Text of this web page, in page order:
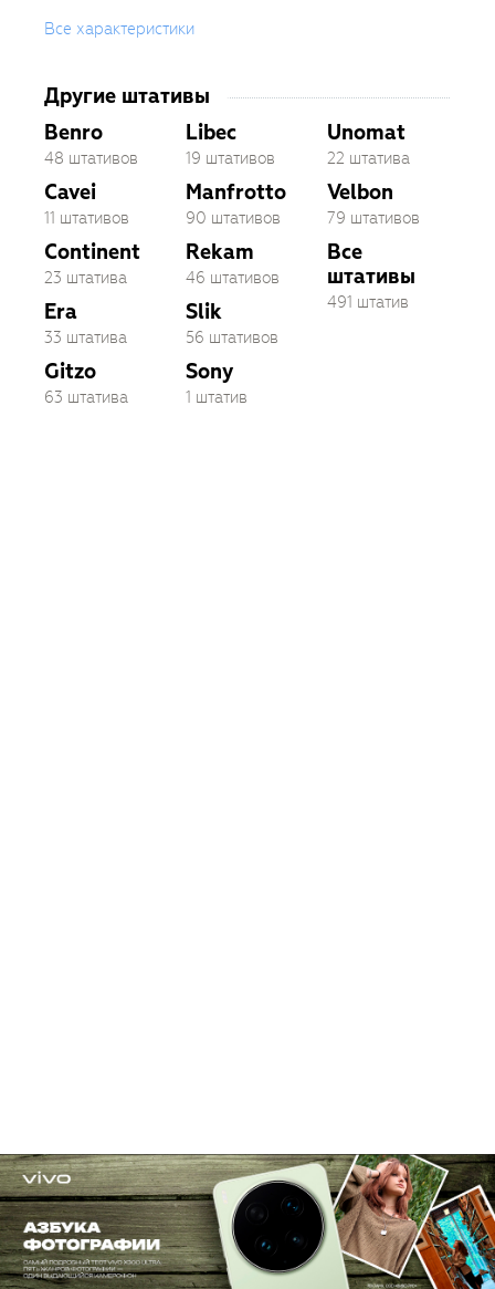
Все характеристики
Другие штативы
Benro
48 штативов
Cavei
11 штативов
Continent
23 штатива
Era
33 штатива
Gitzo
63 штатива
Libec
19 штативов
Manfrotto
90 штативов
Rekam
46 штативов
Slik
56 штативов
Sony
1 штатив
Unomat
22 штатива
Velbon
79 штативов
Все
штативы
491 штатив